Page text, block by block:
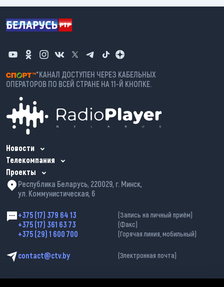
*КАНАЛ ДОСТУПЕН ЧЕРЕЗ КАБЕЛЬНЫХ
ОПЕРАТОРОВ ПО ВСЕЙ СТРАНЕ НА 11-Й КНОПКЕ.
Новости
Телекомпания
Проекты
Республика Беларусь, 220029, г. Минск,
ул. Коммунистическая, 6
+375 (17) 379 64 13 (Запись на личный приём)
+375 (17) 361 63 73 (Факс)
+375 (29) 1 600 700 (Горячая линия, мобильный)
contact@ctv.by (Электронная почта)